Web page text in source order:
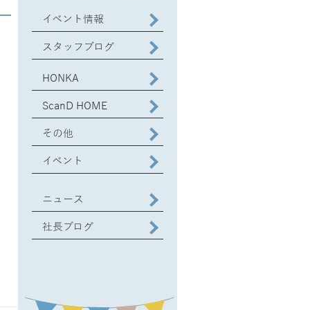
イベント情報
スタッフブログ
HONKA
ScanD HOME
その他
イベント
ニュース
社長ブログ